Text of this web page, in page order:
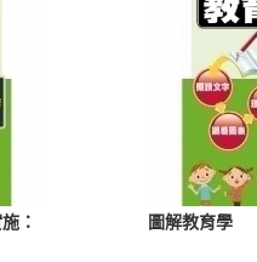
：
圖解教育學